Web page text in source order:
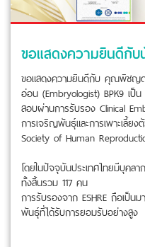
ขอแสดงความยินดีกับ คุณพิชญด
อ่อน​ (Embryologist)​ BPK9 เป็
สอบผ่านการรับรอง Clinical
การเจริญพันธุ์และการเพาะเลี้ย
Society of Human
โดยในปัจจุบันประเทศไทยมีบุคล
ทั้งสิ้นรวม 117 คน
การรับรองจาก ESHRE ถือเป็น
พันธุ์ที่ได้รับการยอมรับอย่างสูง